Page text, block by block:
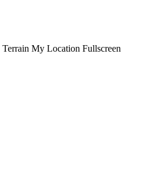
Terrain My Location Fullscreen